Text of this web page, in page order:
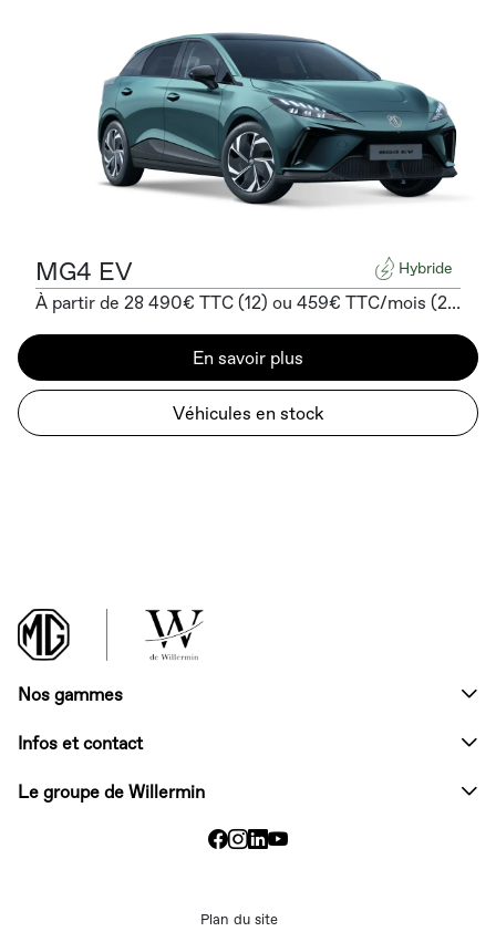
MG4 EV Hybride
À partir de 28 490€ TTC (12) ou 459€ TTC/mois (2) sans apport
En savoir plus
Véhicules en stock
Nos gammes
Infos et contact
Le groupe de Willermin
Plan du site